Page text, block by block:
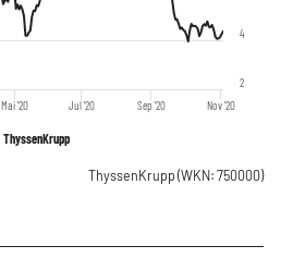
ThyssenKrupp
Mai '20 Jul '20 Sep '20 Nov '20
2
4
ThyssenKrupp (WKN: 750000)